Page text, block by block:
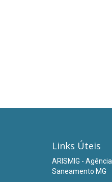
Links Úteis
ARISMIG -
Saneamento MG